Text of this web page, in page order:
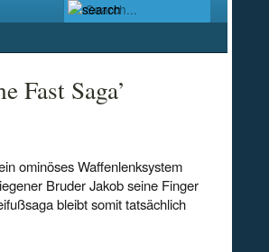
Fast Saga’
ominöses Waffenlenksystem
Bruder Jakob seine Finger
bleibt somit tatsächlich